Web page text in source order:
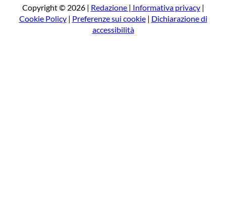
a
Copyright © 2026 | Redazione | Informativa privacy|
Cookie Policy| Preferenze sui cookie| Dichiarazione di
accessibilità